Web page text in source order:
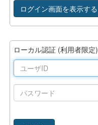
ログイン画面を表示する
ローカル認証 (利用者限定)
ユ
ー
ザ
ID
パ
ス
ー